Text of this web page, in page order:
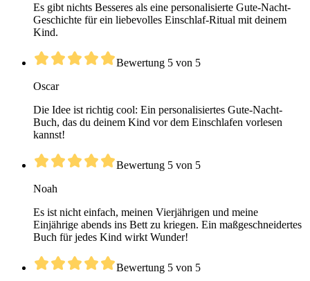
Es gibt nichts Besseres als eine personalisierte Gute-Nacht-
Geschichte für ein liebevolles Einschlaf-Ritual mit deinem
Kind.
Bewertung 5 von 5
Oscar
Die Idee ist richtig cool: Ein personalisiertes Gute-Nacht-
Buch, das du deinem Kind vor dem Einschlafen vorlesen
kannst!
Bewertung 5 von 5
Noah
Es ist nicht einfach, meinen Vierjährigen und meine
Einjährige abends ins Bett zu kriegen. Ein maßgeschneidertes
Buch für jedes Kind wirkt Wunder!
Bewertung 5 von 5